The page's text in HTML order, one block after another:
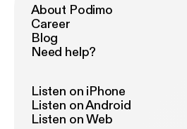
About Podimo
Career
Blog
Need help?
Listen on iPhone
Listen on Android
Listen on Web